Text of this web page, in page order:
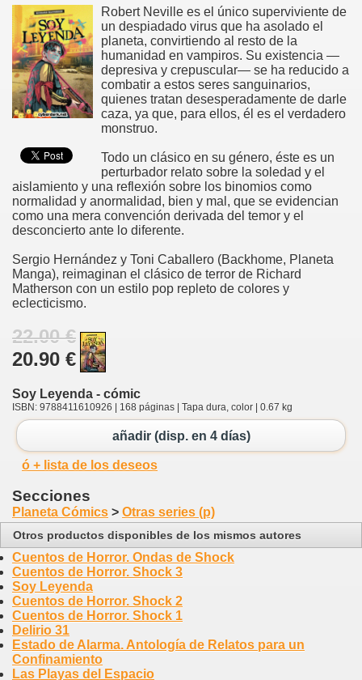
Robert Neville es el único superviviente de
un despiadado virus que ha asolado el
planeta, convirtiendo al resto de la
humanidad en vampiros. Su existencia —
depresiva y crepuscular— se ha reducido a
combatir a estos seres sanguinarios,
quienes tratan desesperadamente de darle
caza, ya que, para ellos, él es el verdadero
monstruo.
Todo un clásico en su género, éste es un
perturbador relato sobre la soledad y el
aislamiento y una reflexión sobre los binomios como
normalidad y anormalidad, bien y mal, que se evidencian
como una mera convención derivada del temor y el
desconcierto ante lo diferente.
Sergio Hernández y Toni Caballero (Backhome, Planeta
Manga), reimaginan el clásico de terror de Richard
Matherson con un estilo pop repleto de colores y
eclecticismo.
22.00 €
20.90 €
Soy Leyenda - cómic
ISBN: 9788411610926 | 168 páginas | Tapa dura, color | 0.67 kg
añadir (disp. en 4 días)
ó + lista de los deseos
Secciones
Planeta Cómics > Otras series (p)
Otros productos disponibles de los mismos autores
Cuentos de Horror. Ondas de Shock
Cuentos de Horror. Shock 3
Soy Leyenda
Cuentos de Horror. Shock 2
Cuentos de Horror. Shock 1
Delirio 31
Estado de Alarma. Antología de Relatos para un
Confinamiento
Las Playas del Espacio